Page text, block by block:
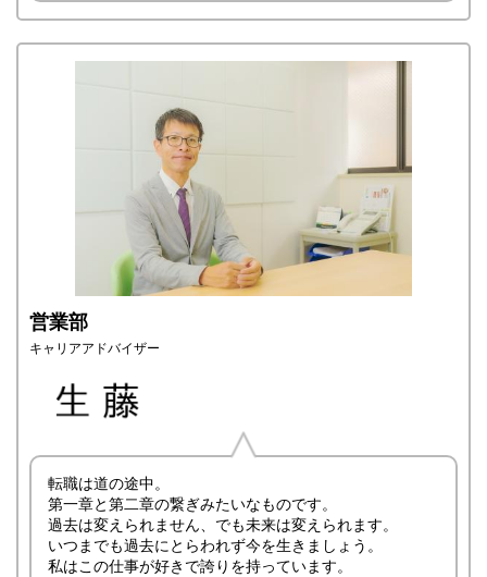
営業部
キャリアアドバイザー
転職は道の途中。
第一章と第二章の繋ぎみたいなものです。
過去は変えられません、でも未来は変えられます。
いつまでも過去にとらわれず今を生きましょう。
私はこの仕事が好きで誇りを持っています。